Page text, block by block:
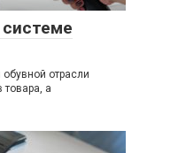
отрасли
товара, а